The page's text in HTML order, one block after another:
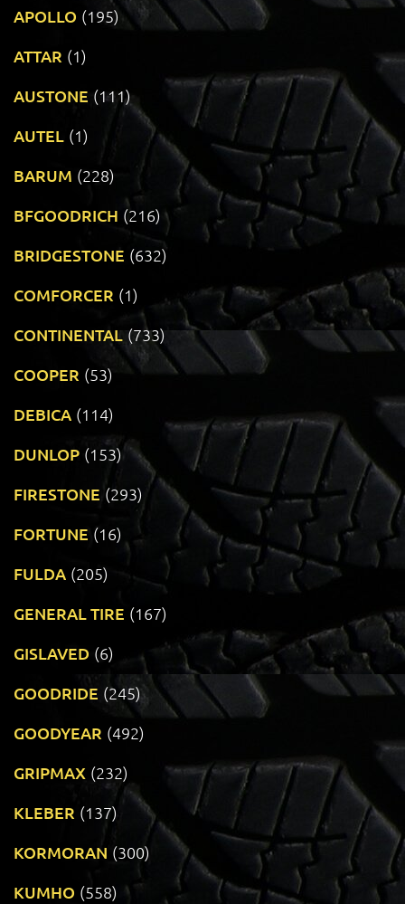
APOLLO (195)
ATTAR (1)
AUSTONE (111)
AUTEL (1)
BARUM (228)
BFGOODRICH (216)
BRIDGESTONE (632)
COMFORCER (1)
CONTINENTAL (733)
COOPER (53)
DEBICA (114)
DUNLOP (153)
FIRESTONE (293)
FORTUNE (16)
FULDA (205)
GENERAL TIRE (167)
GISLAVED (6)
GOODRIDE (245)
GOODYEAR (492)
GRIPMAX (232)
KLEBER (137)
KORMORAN (300)
KUMHO (558)